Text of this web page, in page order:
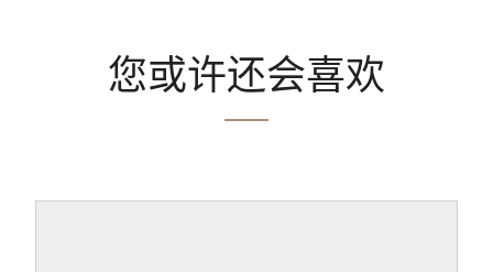
您或许还会喜欢